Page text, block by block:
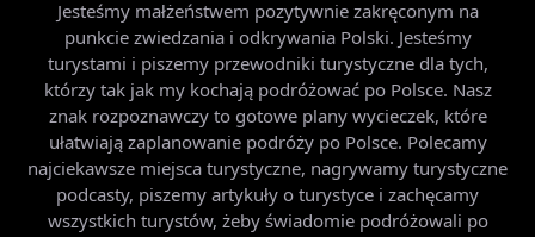
Jesteśmy małżeństwem pozytywnie zakręconym na
punkcie zwiedzania i odkrywania Polski. Jesteśmy
turystami i piszemy przewodniki turystyczne dla tych,
którzy tak jak my kochają podróżować po Polsce. Nasz
znak rozpoznawczy to gotowe plany wycieczek, które
ułatwiają zaplanowanie podróży po Polsce. Polecamy
najciekawsze miejsca turystyczne, nagrywamy turystyczne
podcasty, piszemy artykuły o turystyce i zachęcamy
wszystkich turystów, żeby świadomie podróżowali po